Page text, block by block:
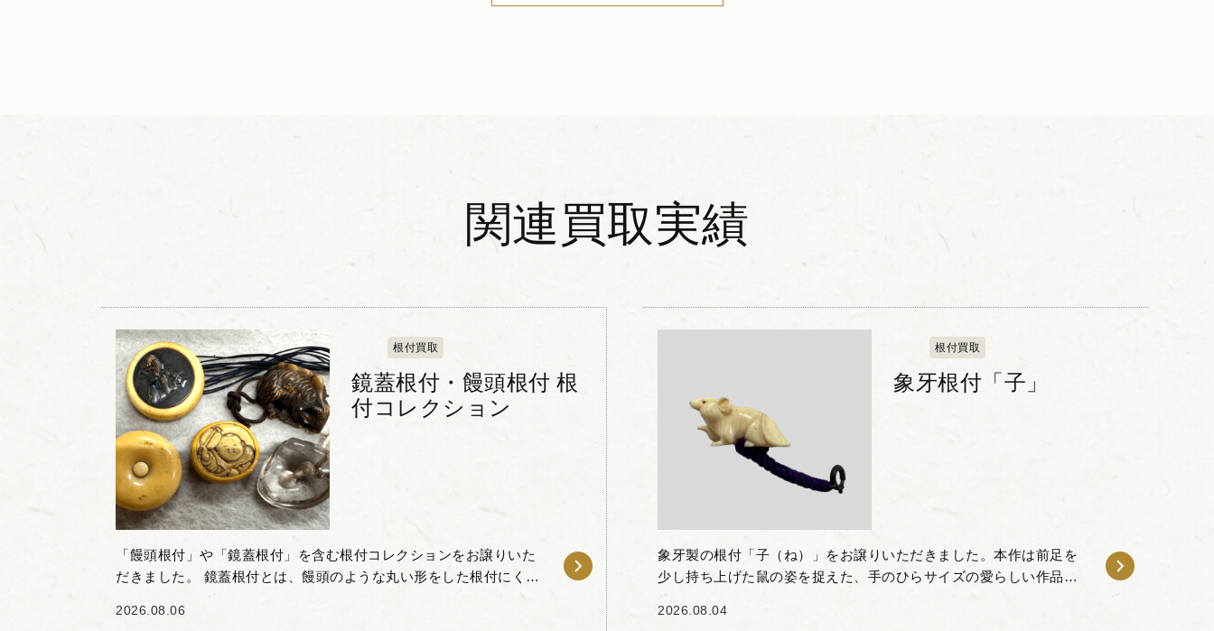
関連買取実績
根付買取
鏡蓋根付・饅頭根付 根
付コレクション
「饅頭根付」や「鏡蓋根付」を含む根付コレクションをお譲りいた
だきました。 鏡蓋根付とは、饅頭のような丸い形をした根付にくぼ
か、饅頭根付...
2026.08.06
根付買取
象牙根付「子」
象牙製の根付「子（ね）」をお譲りいただきました。本作は前足を
少し持ち上げた鼠の姿を捉えた、手のひらサイズの愛らしい作品で
帯びたフォルム、...
2026.08.04